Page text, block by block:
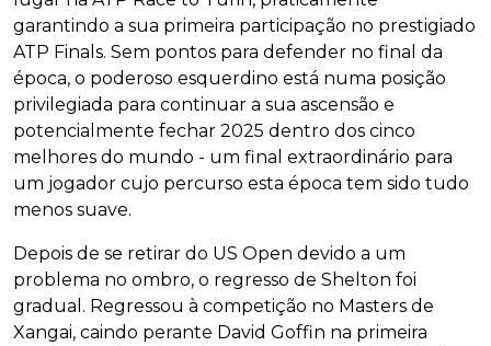
garantindo a sua primeira participação no prestigiado
ATP Finals. Sem pontos para defender no final da
época, o poderoso esquerdino está numa posição
privilegiada para continuar a sua ascensão e
potencialmente fechar 2025 dentro dos cinco
melhores do mundo - um final extraordinário para
um jogador cujo percurso esta época tem sido tudo
menos suave.
Depois de se retirar do US Open devido a um
problema no ombro, o regresso de Shelton foi
gradual. Regressou à competição no Masters de
Xangai, caindo perante David Goffin na primeira